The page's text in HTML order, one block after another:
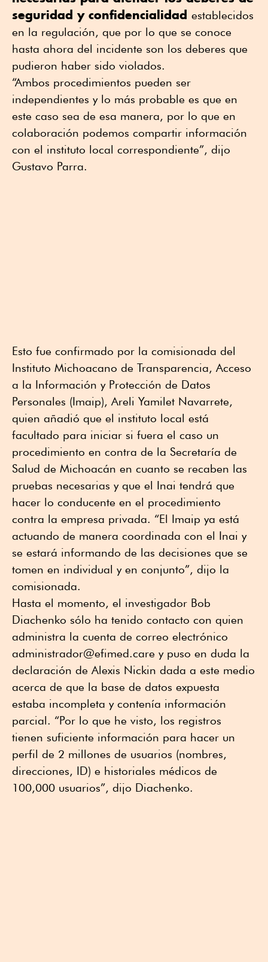
seguridad y confidencialidad establecidos
en la regulación, que por lo que se conoce
hasta ahora del incidente son los deberes que
pudieron haber sido violados.
“Ambos procedimientos pueden ser
independientes y lo más probable es que en
este caso sea de esa manera, por lo que en
colaboración podemos compartir información
con el instituto local correspondiente”, dijo
Gustavo Parra.
Esto fue confirmado por la comisionada del
Instituto Michoacano de Transparencia, Acceso
a la Información y Protección de Datos
Personales (Imaip), Areli Yamilet Navarrete,
quien añadió que el instituto local está
facultado para iniciar si fuera el caso un
procedimiento en contra de la Secretaría de
Salud de Michoacán en cuanto se recaben las
pruebas necesarias y que el Inai tendrá que
hacer lo conducente en el procedimiento
contra la empresa privada. “El Imaip ya está
actuando de manera coordinada con el Inai y
se estará informando de las decisiones que se
tomen en individual y en conjunto”, dijo la
comisionada.
Hasta el momento, el investigador Bob
Diachenko sólo ha tenido contacto con quien
administra la cuenta de correo electrónico
administrador@efimed.care y puso en duda la
declaración de Alexis Nickin dada a este medio
acerca de que la base de datos expuesta
estaba incompleta y contenía información
parcial. “Por lo que he visto, los registros
tienen suficiente información para hacer un
perfil de 2 millones de usuarios (nombres,
direcciones, ID) e historiales médicos de
100,000 usuarios”, dijo Diachenko.